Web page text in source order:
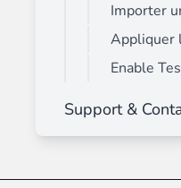
Importer
Appliquer
Enable
Support &